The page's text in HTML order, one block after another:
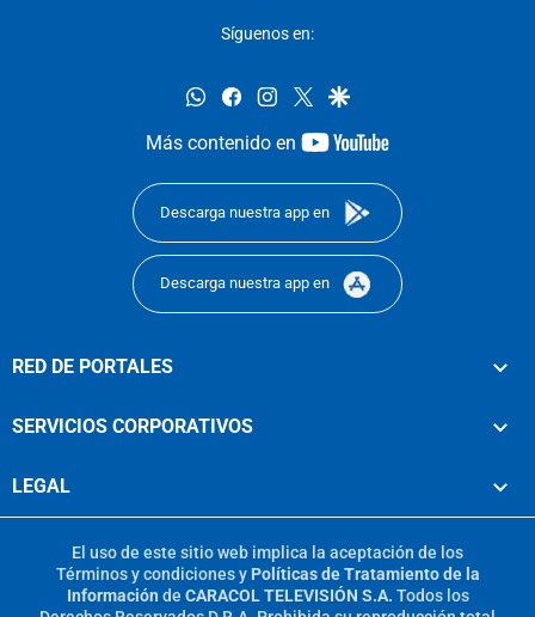
Síguenos en:
whatsappfacebookinstagram
twittergoogle
Más contenido en
youtube-
Descarga nuestra app en
Descarga nuestra app en
RED DE PORTALES
SERVICIOS CORPORATIVOS
LEGAL
El uso de este sitio web implica la aceptación de los
Términos y condicionesy Políticas de Tratamiento de la
Información de CARACOL TELEVISIÓN S.A. Todos los